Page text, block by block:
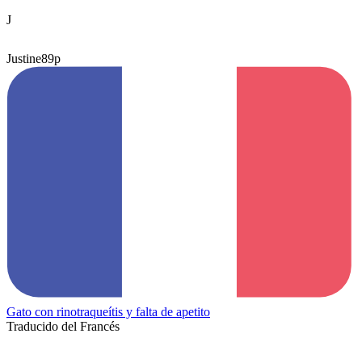
J
Justine89p
Gato con rinotraqueítis y falta de apetito
Traducido del Francés